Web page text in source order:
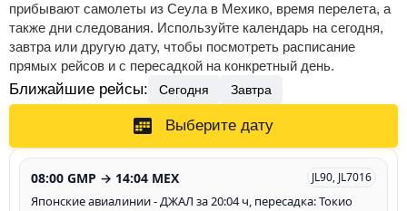
прибывают самолеты из Сеула в Мехико, время перелета, а
также дни следования. Используйте календарь на сегодня,
завтра или другую дату, чтобы посмотреть расписание
прямых рейсов и с пересадкой на конкретный день.
Ближайшие рейсы: Сегодня Завтра
Выберите дату
08:00 GMP → 14:04 MEX JL90, JL7016
Японские авиалинии - ДЖАЛ за 20:04 ч, пересадка: Токио